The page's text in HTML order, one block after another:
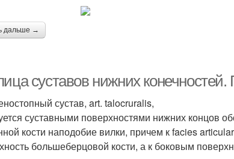
дальше →
суставов нижних конечностей.
сустав, art. talocruralis,
суставными поверхностями нижних концов
кости наподобие вилки, причем к facies
большеберцовой кости, а к боковым